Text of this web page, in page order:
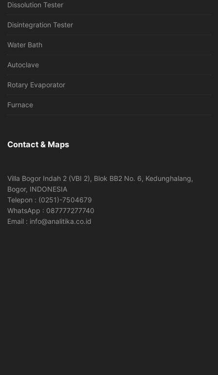
Dissolution Tester
Disintegration Tester
Water Bath
Autoclave
Rotary Evaporator
Furnace
Contact & Maps
Villa Bogor Indah 2 (VBI 2), Blok BB2 No. 6, Kedunghalang,
Bogor, INDONESIA
Telepon : (0251)-7504679
WhatsApp : 087777277740
Email : info@analitika.co.id